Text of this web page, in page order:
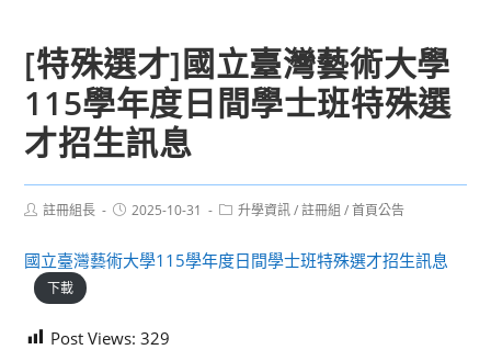
[特殊選才]國立臺灣藝術大學
115學年度日間學士班特殊選
才招生訊息
Post註冊組長
Post2025-10-31
Post升學資訊 / 註冊組 / 首頁公告
國立臺灣藝術大學115學年度日間學士班特殊選才招生訊息
下載
Post Views: 329